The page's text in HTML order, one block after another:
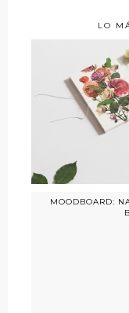
LO
MOODBOARD: